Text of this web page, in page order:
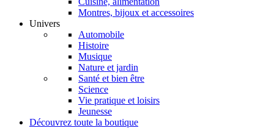
Montres, bijoux et accessoires
Univers
Automobile
Histoire
Musique
Nature et jardin
Santé et bien être
Science
Vie pratique et loisirs
Jeunesse
Découvrez toute la boutique